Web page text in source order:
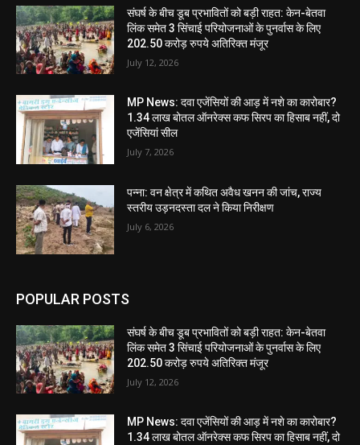
संघर्ष के बीच डूब प्रभावितों को बड़ी राहत: केन-बेतवा
लिंक समेत 3 सिंचाई परियोजनाओं के पुनर्वास के लिए
202.50 करोड़ रुपये अतिरिक्त मंजूर
July 12, 2026
MP News: दवा एजेंसियों की आड़ में नशे का कारोबार?
1.34 लाख बोतल ऑनरेक्स कफ सिरप का हिसाब नहीं, दो
एजेंसियां सील
July 7, 2026
पन्ना: वन क्षेत्र में कथित अवैध खनन की जांच, राज्य
स्तरीय उड़नदस्ता दल ने किया निरीक्षण
July 6, 2026
POPULAR POSTS
संघर्ष के बीच डूब प्रभावितों को बड़ी राहत: केन-बेतवा
लिंक समेत 3 सिंचाई परियोजनाओं के पुनर्वास के लिए
202.50 करोड़ रुपये अतिरिक्त मंजूर
July 12, 2026
MP News: दवा एजेंसियों की आड़ में नशे का कारोबार?
1.34 लाख बोतल ऑनरेक्स कफ सिरप का हिसाब नहीं, दो